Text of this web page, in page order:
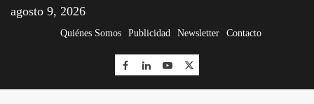
agosto 9, 2026
Quiénes Somos Publicidad Newsletter Contacto